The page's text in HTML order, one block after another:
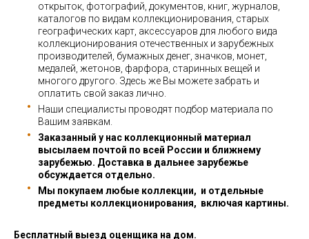
открыток, фотографий, документов, книг, журналов,
каталогов по видам коллекционирования, старых
географических карт, аксессуаров для любого вида
коллекционирования отечественных и зарубежных
производителей, бумажных денег, значков, монет,
медалей, жетонов, фарфора, старинных вещей и
многого другого. Здесь же Вы можете забрать и
оплатить свой заказ лично.
Наши специалисты проводят подбор материала по
Вашим заявкам.
Заказанный у нас коллекционный материал
высылаем почтой по всей России и ближнему
зарубежью. Доставка в дальнее зарубежье
обсуждается отдельно.
Мы покупаем любые коллекции, и отдельные
предметы коллекционирования, включая картины.
Бесплатный выезд оценщика на дом.